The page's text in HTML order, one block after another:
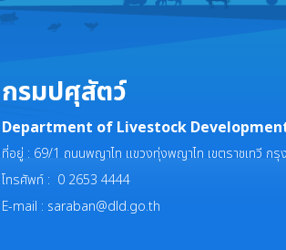
กรมปศุสัตว์
Department of Livestock
ที่อยู่ : 69/1 ถนนพญาไท แขวงทุ่งพญาไท เขตราชเทวี กรุ
โทรศัพท์ : 0 2653 4444
E-mail : saraban@dld.go.th